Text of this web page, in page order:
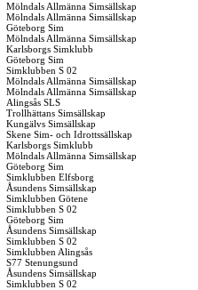
Mölndals Allmänna Simsällskap
Mölndals Allmänna Simsällskap
Göteborg Sim
Mölndals Allmänna Simsällskap
Karlsborgs Simklubb
Göteborg Sim
Simklubben S 02
Mölndals Allmänna Simsällskap
Mölndals Allmänna Simsällskap
Alingsås SLS
Trollhättans Simsällskap
Kungälvs Simsällskap
Skene Sim- och Idrottssällskap
Karlsborgs Simklubb
Mölndals Allmänna Simsällskap
Göteborg Sim
Simklubben Elfsborg
Åsundens Simsällskap
Simklubben Götene
Simklubben S 02
Göteborg Sim
Åsundens Simsällskap
Simklubben S 02
Simklubben Alingsås
S77 Stenungsund
Åsundens Simsällskap
Simklubben S 02